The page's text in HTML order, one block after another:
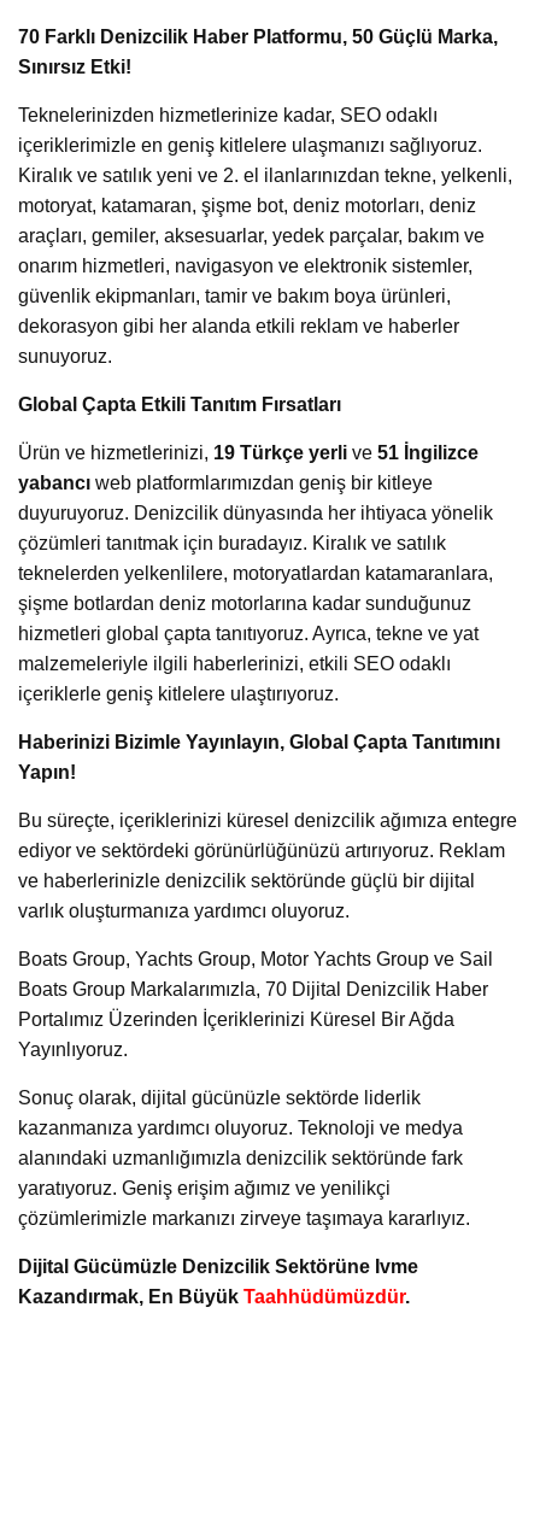
70 Farklı Denizcilik Haber Platformu, 50 Güçlü Marka,
Sınırsız Etki!
Teknelerinizden hizmetlerinize kadar, SEO odaklı
içeriklerimizle en geniş kitlelere ulaşmanızı sağlıyoruz.
Kiralık ve satılık yeni ve 2. el ilanlarınızdan tekne, yelkenli,
motoryat, katamaran, şişme bot, deniz motorları, deniz
araçları, gemiler, aksesuarlar, yedek parçalar, bakım ve
onarım hizmetleri, navigasyon ve elektronik sistemler,
güvenlik ekipmanları, tamir ve bakım boya ürünleri,
dekorasyon gibi her alanda etkili reklam ve haberler
sunuyoruz.
Global Çapta Etkili Tanıtım Fırsatları
Ürün ve hizmetlerinizi, 19 Türkçe yerli ve 51 İngilizce
yabancı web platformlarımızdan geniş bir kitleye
duyuruyoruz. Denizcilik dünyasında her ihtiyaca yönelik
çözümleri tanıtmak için buradayız. Kiralık ve satılık
teknelerden yelkenlilere, motoryatlardan katamaranlara,
şişme botlardan deniz motorlarına kadar sunduğunuz
hizmetleri global çapta tanıtıyoruz. Ayrıca, tekne ve yat
malzemeleriyle ilgili haberlerinizi, etkili SEO odaklı
içeriklerle geniş kitlelere ulaştırıyoruz.
Haberinizi Bizimle Yayınlayın, Global Çapta Tanıtımını
Yapın!
Bu süreçte, içeriklerinizi küresel denizcilik ağımıza entegre
ediyor ve sektördeki görünürlüğünüzü artırıyoruz. Reklam
ve haberlerinizle denizcilik sektöründe güçlü bir dijital
varlık oluşturmanıza yardımcı oluyoruz.
Boats Group, Yachts Group, Motor Yachts Group ve Sail
Boats Group Markalarımızla, 70 Dijital Denizcilik Haber
Portalımız Üzerinden İçeriklerinizi Küresel Bir Ağda
Yayınlıyoruz.
Sonuç olarak, dijital gücünüzle sektörde liderlik
kazanmanıza yardımcı oluyoruz. Teknoloji ve medya
alanındaki uzmanlığımızla denizcilik sektöründe fark
yaratıyoruz. Geniş erişim ağımız ve yenilikçi
çözümlerimizle markanızı zirveye taşımaya kararlıyız.
Dijital Gücümüzle Denizcilik Sektörüne Ivme
Kazandırmak, En Büyük Taahhüdümüzdür.